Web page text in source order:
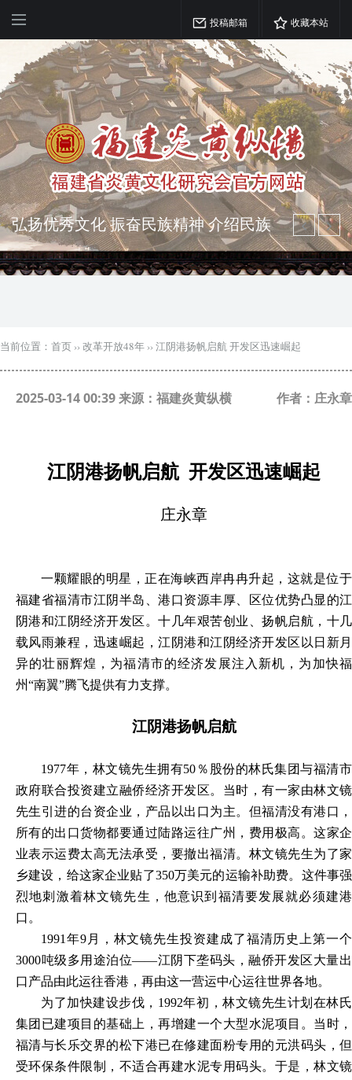
投稿邮箱 收藏本站
弘扬优秀文化 振奋民族精神 介绍民族
瑰宝 宣传中华精英
突出海西特色 报道台港澳侨 坚持古为
当前位置： 首页 ›› 改革开放48年 ›› 江阴港扬帆启航 开发区迅速崛起
2025-03-14 00:39 来源：福建炎黄纵横 作者：庄永章
江阴港扬帆启航 开发区迅速崛起
庄永章
一颗耀眼的明星，正在海峡西岸冉冉升起，这就是位于
福建省福清市江阴半岛、港口资源丰厚、区位优势凸显的江
阴港和江阴经济开发区。十几年艰苦创业、扬帆启航，十几
载风雨兼程，迅速崛起，江阴港和江阴经济开发区以日新月
异的壮丽辉煌，为福清市的经济发展注入新机，为加快福
州“南翼”腾飞提供有力支撑。
江阴港扬帆启航
1977年，林文镜先生拥有50％股份的林氏集团与福清市
政府联合投资建立融侨经济开发区。当时，有一家由林文镜
先生引进的台资企业，产品以出口为主。但福清没有港口，
所有的出口货物都要通过陆路运往广州，费用极高。这家企
业表示运费太高无法承受，要撤出福清。林文镜先生为了家
乡建设，给这家企业贴了350万美元的运输补助费。这件事强
烈地刺激着林文镜先生，他意识到福清要发展就必须建港
口。
1991年9月，林文镜先生投资建成了福清历史上第一个
3000吨级多用途泊位——江阴下垄码头，融侨开发区大量出
口产品由此运往香港，再由这一营运中心运往世界各地。
为了加快建设步伐， 1992年初，林文镜先生计划在林氏
集团已建项目的基础上，再增建一个大型水泥项目。当时，
福清与长乐交界的松下港已在修建面粉专用的元洪码头，但
受环保条件限制，不适合再建水泥专用码头。于是，林文镜